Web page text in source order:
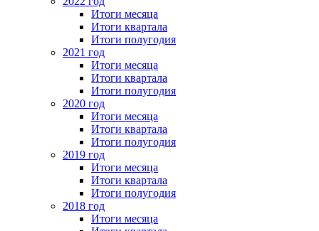
Итоги месяца
Итоги квартала
Итоги полугодия
2021 год
Итоги месяца
Итоги квартала
Итоги полугодия
2020 год
Итоги месяца
Итоги квартала
Итоги полугодия
2019 год
Итоги месяца
Итоги квартала
Итоги полугодия
2018 год
Итоги месяца